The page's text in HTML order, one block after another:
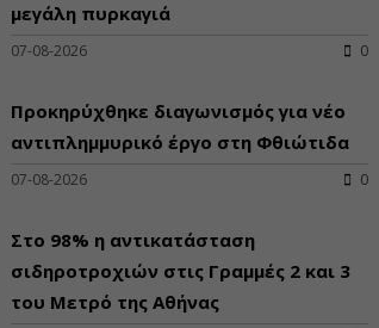
μεγάλη πυρκαγιά
07-08-2026 0
Προκηρύχθηκε διαγωνισμός για νέo
αντιπλημμυρικό έργο στη Φθιώτιδα
07-08-2026 0
Στο 98% η αντικατάσταση
σιδηροτροχιών στις Γραμμές 2 και 3
του Μετρό της Αθήνας
Νικόλαος Σαρούκος
Τιμή από: €145.00